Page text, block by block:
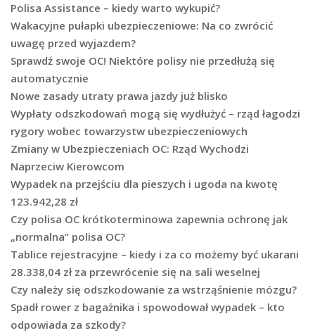
Polisa Assistance – kiedy warto wykupić?
Wakacyjne pułapki ubezpieczeniowe: Na co zwrócić
uwagę przed wyjazdem?
Sprawdź swoje OC! Niektóre polisy nie przedłużą się
automatycznie
Nowe zasady utraty prawa jazdy już blisko
Wypłaty odszkodowań mogą się wydłużyć – rząd łagodzi
rygory wobec towarzystw ubezpieczeniowych
Zmiany w Ubezpieczeniach OC: Rząd Wychodzi
Naprzeciw Kierowcom
Wypadek na przejściu dla pieszych i ugoda na kwotę
123.942,28 zł
Czy polisa OC krótkoterminowa zapewnia ochronę jak
„normalna” polisa OC?
Tablice rejestracyjne – kiedy i za co możemy być ukarani
28.338,04 zł za przewrócenie się na sali weselnej
Czy należy się odszkodowanie za wstrząśnienie mózgu?
Spadł rower z bagażnika i spowodował wypadek – kto
odpowiada za szkody?